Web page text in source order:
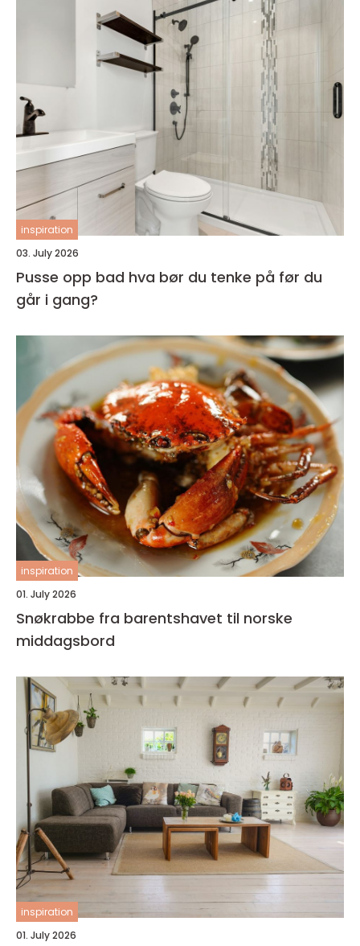
inspiration
03. July 2026
Pusse opp bad hva bør du tenke på før du
går i gang?
inspiration
01. July 2026
Snøkrabbe fra barentshavet til norske
middagsbord
inspiration
01. July 2026